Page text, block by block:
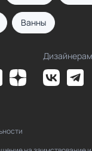
Ванны
Дизайнерам